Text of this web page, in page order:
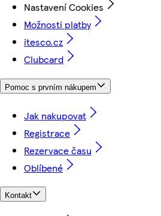
Nastavení Cookies
Možnosti platby
itesco.cz
Clubcard
Pomoc s prvním nákupem
Jak nakupovat
Registrace
Rezervace času
Oblíbené
Kontakt